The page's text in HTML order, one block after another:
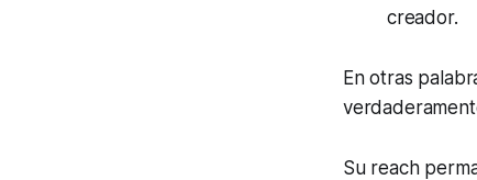
creador.
En otras
Su reach